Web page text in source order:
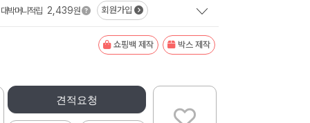
대박머니적립 2,439원 회원가입
쇼핑백 제작 박스 제작
견적요청